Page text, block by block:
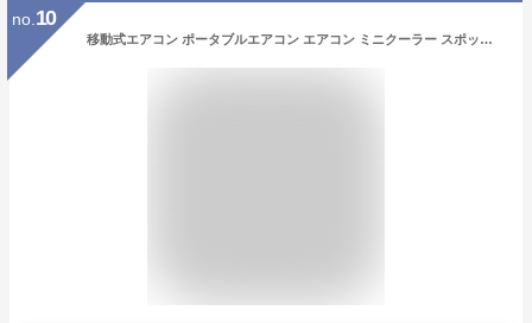
no. 10
移動式エアコン ポータブルエアコン エアコン ミニクーラー スポットエアコン 3段階風速切替 送風 冷房 タイマー機能 除湿 温度調節 AC110V・DC12V/24V兼用 持ち運び便利 室内 屋外 車中泊 熱中症対策 暑さ対策 アウトドア キャンプ 家庭用 排水不要 工事不要 リモコン付き